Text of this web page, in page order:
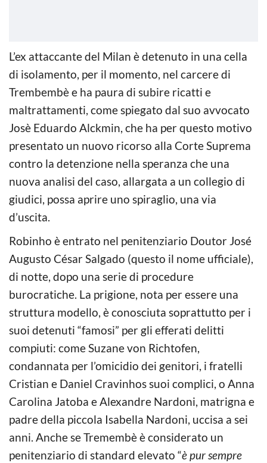
L’ex attaccante del Milan è detenuto in una cella
di isolamento, per il momento, nel carcere di
Trembembè e ha paura di subire ricatti e
maltrattamenti, come spiegato dal suo avvocato
Josè Eduardo Alckmin, che ha per questo motivo
presentato un nuovo ricorso alla Corte Suprema
contro la detenzione nella speranza che una
nuova analisi del caso, allargata a un collegio di
giudici, possa aprire uno spiraglio, una via
d’uscita.
Robinho è entrato nel penitenziario Doutor José
Augusto César Salgado (questo il nome ufficiale),
di notte, dopo una serie di procedure
burocratiche. La prigione, nota per essere una
struttura modello, è conosciuta soprattutto per i
suoi detenuti “famosi” per gli efferati delitti
compiuti: come Suzane von Richtofen,
condannata per l’omicidio dei genitori, i fratelli
Cristian e Daniel Cravinhos suoi complici, o Anna
Carolina Jatoba e Alexandre Nardoni, matrigna e
padre della piccola Isabella Nardoni, uccisa a sei
anni. Anche se Tremembè è considerato un
penitenziario di standard elevato “è pur sempre